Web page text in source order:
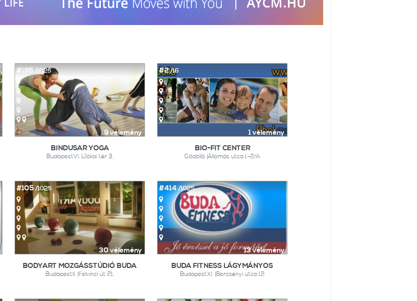
9 vélemény
#195/1025
BINDUSAR YOGA
BudapestVI. |Jókai tér 3.
1 vélemény
#2/16
BIO-FIT CENTER
Gödöllő |Állomás utca 1-2/A
30 vélemény
#105/1025
BODYART MOZGÁSSTÚDIÓ BUDA
BudapestII. |Felvinci út 21.
13 vélemény
#414/1025
BUDA FITNESS LÁGYMÁNYOS
BudapestXI. |Bercsényi utca 12